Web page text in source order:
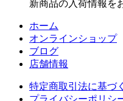
新商品の入荷情報を
ホーム
オンラインショップ
ブログ
店舗情報
特定商取引法に基づ